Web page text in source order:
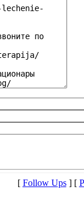
[ Follow Ups] [